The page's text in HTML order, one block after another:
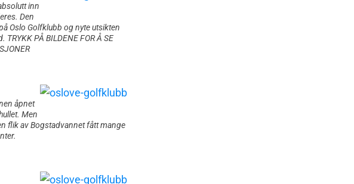
inn
Den
Oslo Golfklubb og nyte utsikten
PÅ BILDENE FOR Å SE
åpnet
Men
flik av Bogstadvannet fått mange